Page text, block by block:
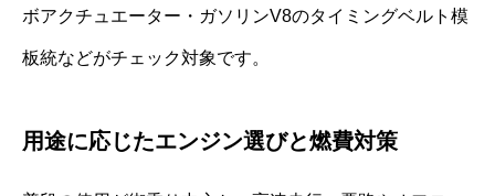
ボアクチュエーター・ガソリンV8のタイミングベルト模
板統などがチェック対象です。
用途に応じたエンジン選びと燃費対策